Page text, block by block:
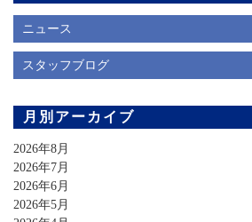
ニュース
スタッフブログ
月別アーカイブ
2026年8月
2026年7月
2026年6月
2026年5月